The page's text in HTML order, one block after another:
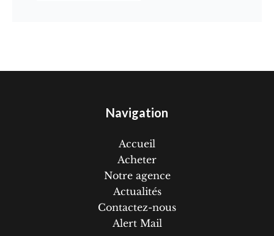
Navigation
Accueil
Acheter
Notre agence
Actualités
Contactez-nous
Alert Mail